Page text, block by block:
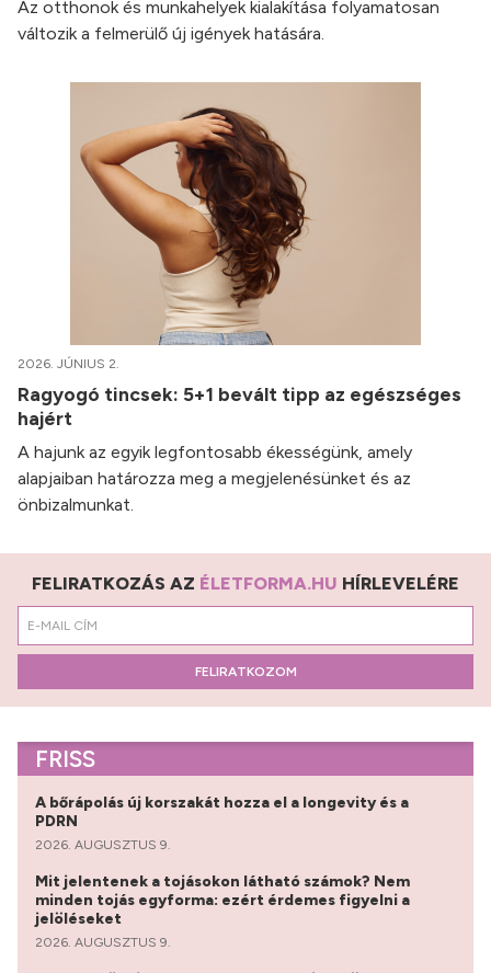
Az otthonok és munkahelyek kialakítása folyamatosan
változik a felmerülő új igények hatására.
2026. JÚNIUS 2.
Ragyogó tincsek: 5+1 bevált tipp az egészséges
hajért
A hajunk az egyik legfontosabb ékességünk, amely
alapjaiban határozza meg a megjelenésünket és az
önbizalmunkat.
FELIRATKOZÁS AZ ÉLETFORMA.HU HÍRLEVELÉRE
FELIRATKOZOM
FRISS
A bőrápolás új korszakát hozza el a longevity és a
PDRN
2026. AUGUSZTUS 9.
Mit jelentenek a tojásokon látható számok? Nem
minden tojás egyforma: ezért érdemes figyelni a
jelöléseket
2026. AUGUSZTUS 9.